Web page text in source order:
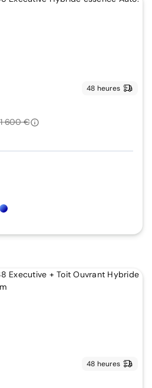
48 heures
600 €
48 heures